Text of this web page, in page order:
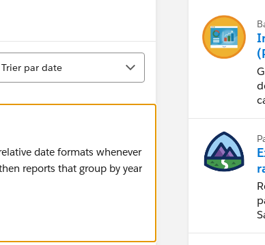
Trier par date
date formats whenever
reports that group by year